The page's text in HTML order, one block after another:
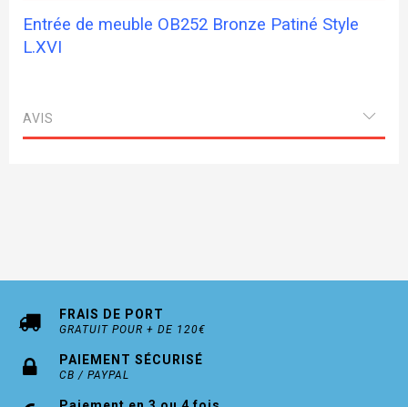
Entrée de meuble OB252 Bronze Patiné Style
L.XVI
AVIS
FRAIS DE PORT
GRATUIT POUR + DE 120€
PAIEMENT SÉCURISÉ
CB / PAYPAL